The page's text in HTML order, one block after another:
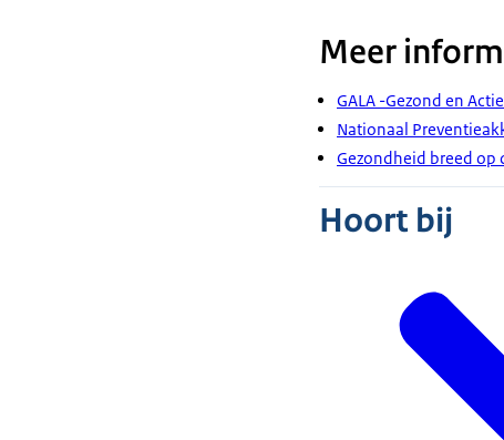
Meer
GALA -Gezond en
Nationaal
Gezondheid breed op
Hoort bij